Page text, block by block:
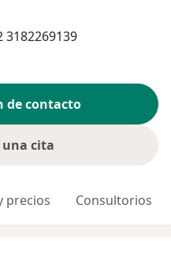
3182269139
de contacto
cita
precios Consultorios